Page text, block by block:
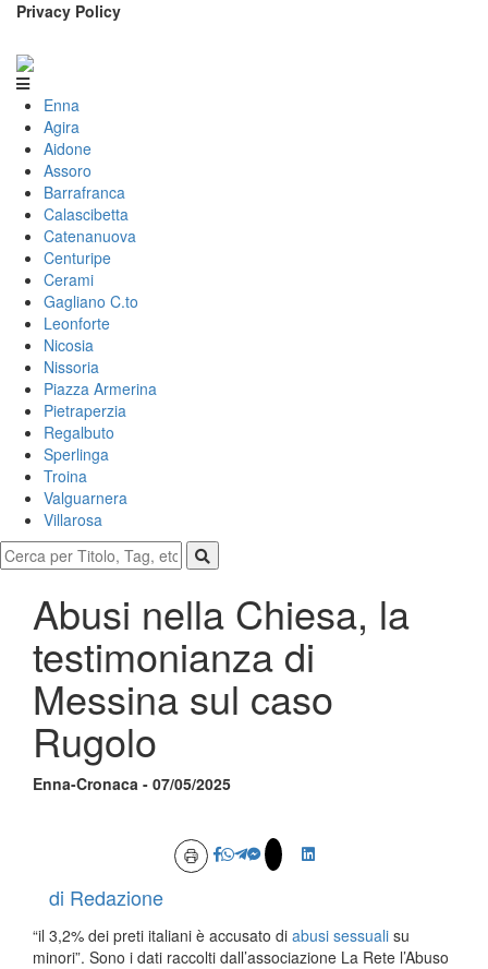
Privacy Policy
Enna
Agira
Aidone
Assoro
Barrafranca
Calascibetta
Catenanuova
Centuripe
Cerami
Gagliano C.to
Leonforte
Nicosia
Nissoria
Piazza Armerina
Pietraperzia
Regalbuto
Sperlinga
Troina
Valguarnera
Villarosa
Abusi nella Chiesa, la
testimonianza di
Messina sul caso
Rugolo
Enna-Cronaca - 07/05/2025
di Redazione
“il 3,2% dei preti italiani è accusato di abusi sessuali su
minori”. Sono i dati raccolti dall’associazione La Rete l’Abuso